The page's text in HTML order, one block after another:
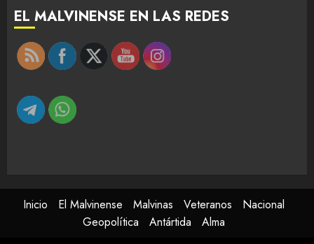
EL MALVINENSE EN LAS REDES
Inicio El Malvinense Malvinas Veteranos
Nacional
Geopolítica
Antártida
Alma